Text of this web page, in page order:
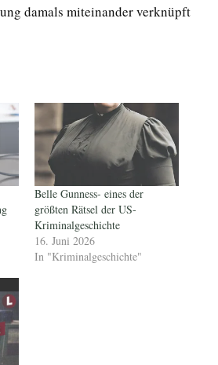
damals miteinander verknüpft
Belle Gunness- eines der
größten Rätsel der US-
Kriminalgeschichte
16. Juni 2026
In "Kriminalgeschichte"